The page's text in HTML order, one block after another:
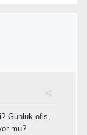
Günlük ofis,
mu?